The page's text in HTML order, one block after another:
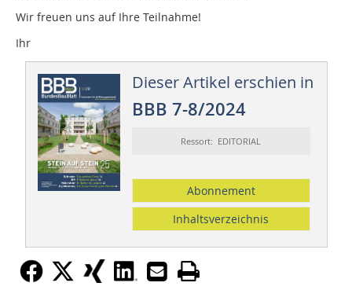
Wir freuen uns auf Ihre Teilnahme!
Ihr
Dieser Artikel erschien in
BBB 7-8/2024
Ressort: EDITORIAL
Abonnement
Inhaltsverzeichnis